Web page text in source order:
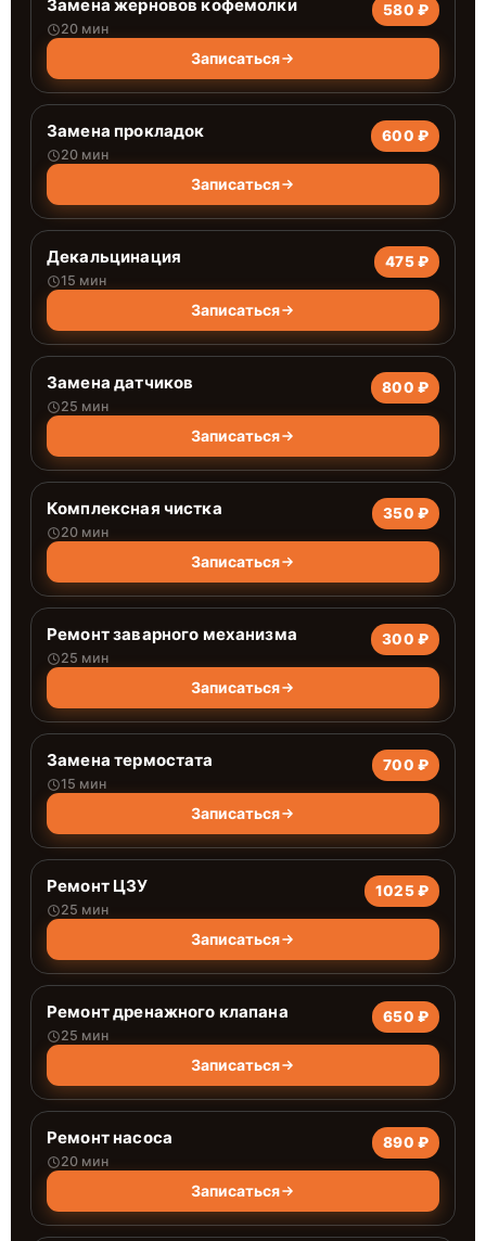
Замена жерновов кофемолки
20 мин
580 ₽
Записаться
Замена прокладок
20 мин
600 ₽
Записаться
Декальцинация
15 мин
475 ₽
Записаться
Замена датчиков
25 мин
800 ₽
Записаться
Комплексная чистка
20 мин
350 ₽
Записаться
Ремонт заварного механизма
25 мин
300 ₽
Записаться
Замена термостата
15 мин
700 ₽
Записаться
Ремонт ЦЗУ
25 мин
1025 ₽
Записаться
Ремонт дренажного клапана
25 мин
650 ₽
Записаться
Ремонт насоса
20 мин
890 ₽
Записаться